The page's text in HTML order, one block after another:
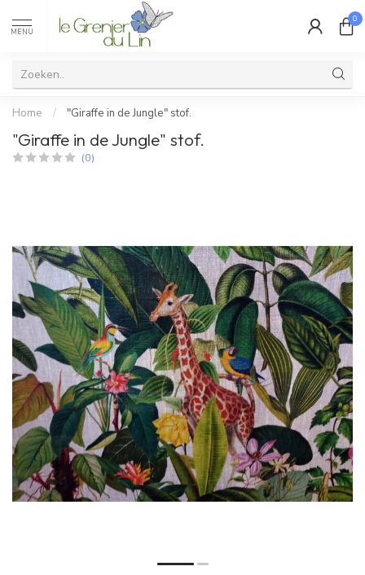
MENU
0
Home / "Giraffe in de Jungle" stof.
"Giraffe in de Jungle" stof.
(0)